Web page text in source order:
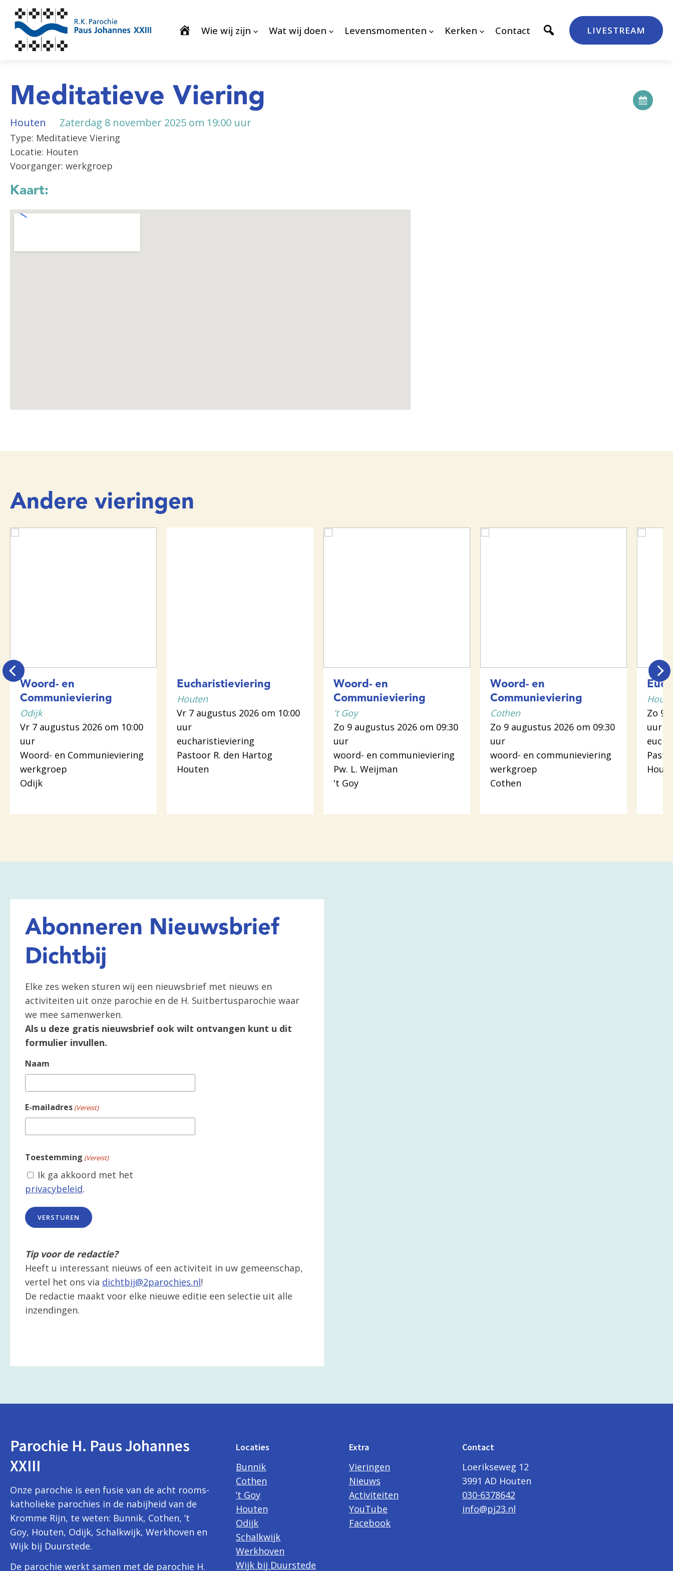
Wie wij zijn Wat wij doen Levensmomenten Kerken Contact LIVESTREAM
Meditatieve Viering
Houten Zaterdag 8 november 2025 om 19:00 uur
Type: Meditatieve Viering
Locatie: Houten
Voorganger: werkgroep
Kaart:
Andere vieringen
Woord- en
Communieviering
Odijk
Vr 7 augustus 2026 om 10:00
uur
Woord- en Communieviering
werkgroep
Odijk
Eucharistieviering
Houten
Vr 7 augustus 2026 om 10:00
uur
eucharistieviering
Pastoor R. den Hartog
Houten
Woord- en
Communieviering
't Goy
Zo 9 augustus 2026 om 09:30
uur
woord- en communieviering
Pw. L. Weijman
't Goy
Woord- en
Communieviering
Cothen
Zo 9 augustus 2026 om 09:30
uur
woord- en communieviering
werkgroep
Cothen
Zo 9
uur
Abonneren Nieuwsbrief
Dichtbij
Elke zes weken sturen wij een nieuwsbrief met nieuws en
activiteiten uit onze parochie en de H. Suitbertusparochie waar
we mee samenwerken.
Als u deze gratis nieuwsbrief ook wilt ontvangen kunt u dit
formulier invullen.
Naam
E-mailadres (Vereist)
Toestemming (Vereist)
Ik ga akkoord met het
privacybeleid.
Tip voor de redactie?
Heeft u interessant nieuws of een activiteit in uw gemeenschap,
vertel het ons via dichtbij@2parochies.nl!
De redactie maakt voor elke nieuwe editie een selectie uit alle
inzendingen.
Parochie H. Paus Johannes
XXIII
Onze parochie is een fusie van de acht rooms-
katholieke parochies in de nabijheid van de
Kromme Rijn, te weten: Bunnik, Cothen, ’t
Goy, Houten, Odijk, Schalkwijk, Werkhoven en
Wijk bij Duurstede.
De parochie werkt samen met de parochie H.
Locaties
Bunnik
Cothen
’t Goy
Houten
Odijk
Schalkwijk
Werkhoven
Wijk bij Duurstede
Extra
Vieringen
Nieuws
Activiteiten
YouTube
Facebook
Contact
Loerikseweg 12
3991 AD Houten
030-6378642
info@pj23.nl